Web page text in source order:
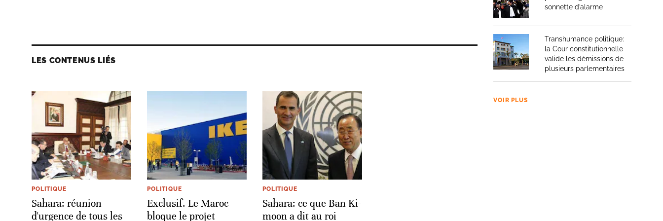
LES CONTENUS LIÉS
POLITIQUE
Sahara: réunion
d'urgence de tous les
POLITIQUE
Exclusif. Le Maroc
bloque le projet
POLITIQUE
Sahara: ce que Ban Ki-
moon a dit au roi
sonnette d’alarme
Transhumance politique:
la Cour constitutionnelle
valide les démissions de
plusieurs parlementaires
VOIR PLUS